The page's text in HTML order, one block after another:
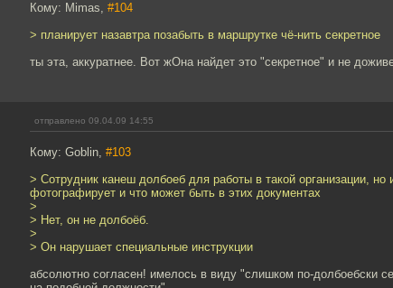
Кому: Mimas, #104
> планирует назавтра позабыть в маршрутке чё-нить секретное
ты эта, аккуратнее. Вот жОна найдет это "секретное" и не
отправлено 09.04.09 14:55
Кому: Goblin, #103
> Сотрудник канеш долбоеб для работы в такой организации, но
фотографирует и что может быть в этих документах
>
> Нет, он не долбоёб.
>
> Он нарушает специальные инструкции
абсолютно согласен! имелось в виду "слишком по-долбоебски